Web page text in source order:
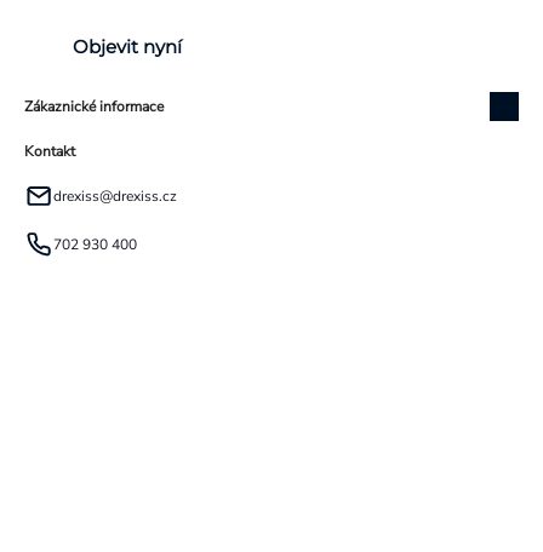
Objevit nyní
Zákaznické informace
Kontakt
drexiss@drexiss.cz
702 930 400